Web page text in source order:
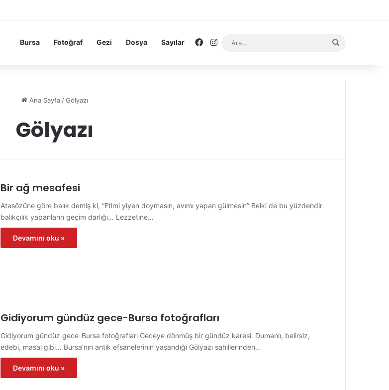
Bursa Fotoğraf Gezi Dosya Sayılar Facebook
Instagram
Ana Sayfa /Gölyazı
Gölyazı
Bir ağ mesafesi
Atasözüne göre balık demiş ki, “Etimi yiyen doymasın, avımı yapan gülmesin” Belki de bu yüzdendir
balıkçılık yapanların geçim darlığı… Lezzetine…
Devamını oku »
Gidiyorum gündüz gece-Bursa fotoğrafları
Gidiyorum gündüz gece-Bursa fotoğrafları Geceye dönmüş bir gündüz karesi. Dumanlı, belirsiz,
edebi, masal gibi… Bursa’nın antik efsanelerinin yaşandığı Gölyazı sahillerinden…
Devamını oku »